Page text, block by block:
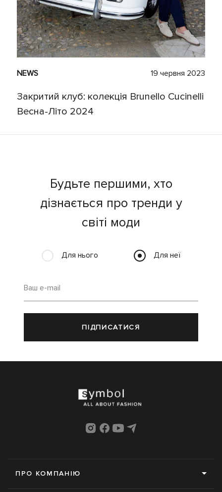
NEWS 19 червня 2023
Закритий клуб: колекція Brunello Cucinelli
Весна-Літо 2024
Будьте першими, хто
дізнається про тренди у
світі моди
Для нього Для неї
Ваш e-mail
ПІДПИСАТИСЯ
ПРО КОМПАНІЮ